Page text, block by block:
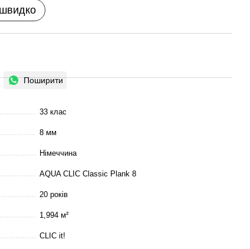
Поширити
33 клас
8 мм
Німеччина
AQUA CLIC Classic Plank 8
20 років
1,994 м²
CLIC it!